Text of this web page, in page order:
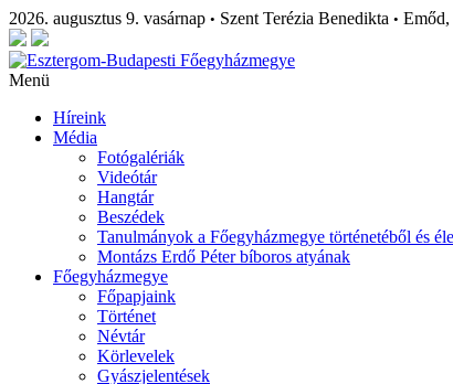
2026. augusztus 9. vasárnap • Szent Terézia Benedikta • Emőd,
Menü
Híreink
Média
Fotógalériák
Videótár
Hangtár
Beszédek
Tanulmányok a Főegyházmegye történetéből és
Montázs Erdő Péter bíboros atyának
Főegyházmegye
Főpapjaink
Történet
Névtár
Körlevelek
Gyászjelentések